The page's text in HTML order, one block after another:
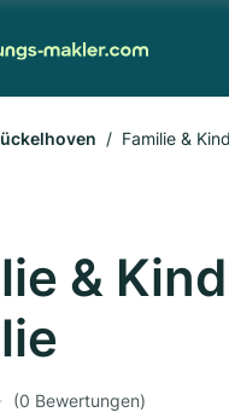
Familie &
&
(0 Bewertungen)